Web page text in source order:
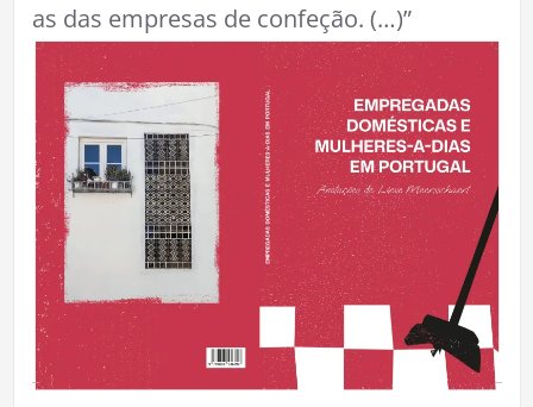
as das empresas de confeção. (…)”